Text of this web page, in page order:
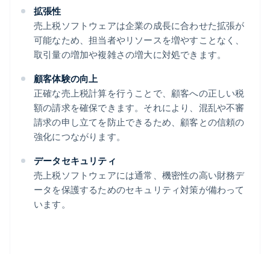
拡張性
売上税ソフトウェアは企業の成長に合わせた拡張が
可能なため、担当者やリソースを増やすことなく、
取引量の増加や複雑さの増大に対処できます。
顧客体験の向上
正確な売上税計算を行うことで、顧客への正しい税
額の請求を確保できます。それにより、混乱や不審
請求の申し立てを防止できるため、顧客との信頼の
強化につながります。
データセキュリティ
売上税ソフトウェアには通常、機密性の高い財務デ
ータを保護するためのセキュリティ対策が備わって
います。